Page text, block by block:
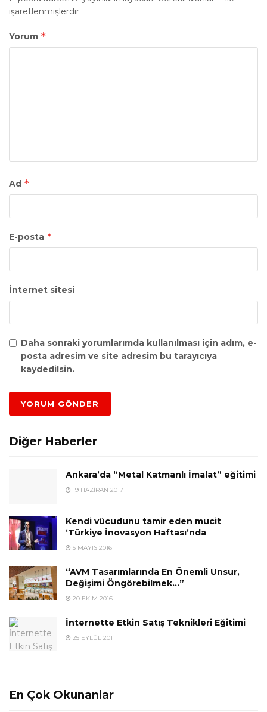
işaretlenmişlerdir
Yorum *
Ad *
E-posta *
İnternet sitesi
Daha sonraki yorumlarımda kullanılması için adım, e-
posta adresim ve site adresim bu tarayıcıya
kaydedilsin.
Diğer Haberler
Ankara’da “Metal Katmanlı İmalat” eğitimi
19 HAZIRAN 2017
Kendi vücudunu tamir eden mucit
‘Türkiye İnovasyon Haftası’nda
5 MAYIS 2016
“AVM Tasarımlarında En Önemli Unsur,
Değişimi Öngörebilmek…”
20 EKIM 2016
İnternette Etkin Satış Teknikleri Eğitimi
25 EYLÜL 2011
En Çok Okunanlar